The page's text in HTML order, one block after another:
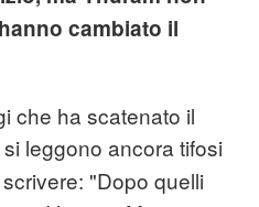
cambiato il
che ha scatenato il
si leggono ancora tifosi
"Dopo quelli